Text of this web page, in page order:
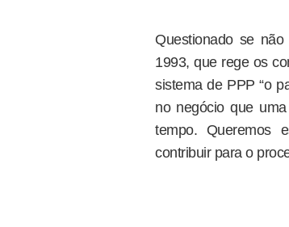
Questionado se
1993, que rege os
sistema de PPP “o
no negócio que
tempo. Queremos
contribuir para o